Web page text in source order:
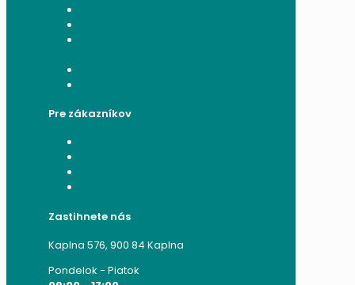
Pre zákazníkov
Zastihnete nás
Kaplna 576, 900 84 Kaplna
Pondelok - Piatok